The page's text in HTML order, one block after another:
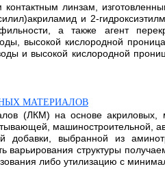
контактным линзам,
и 2-
а также агент
высокой кислородной
и высокой кислородной
МАТЕРИАЛОВ
(ЛКМ) на основе акриловых,
машиностроительной,
выбранной из
структуры
либо утилизацию с